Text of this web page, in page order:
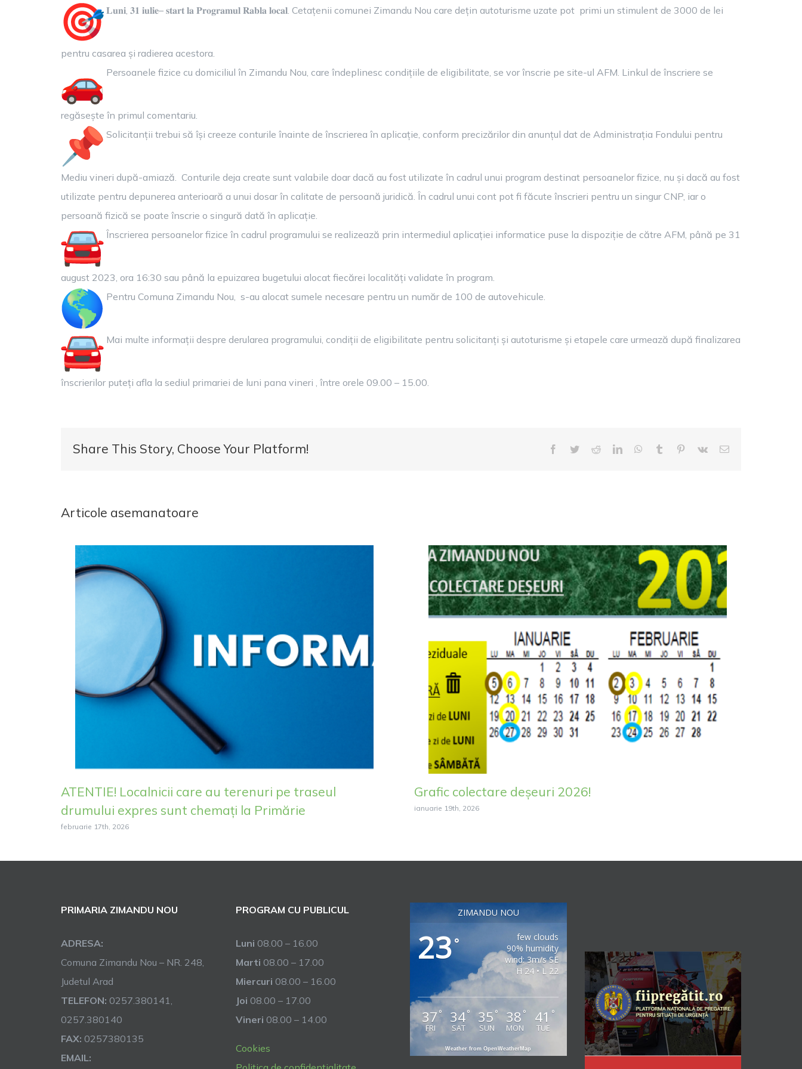
LOCALĂ
𝐋𝐮𝐧𝐢, 𝟑𝟏 𝐢𝐮𝐥𝐢𝐞– 𝐬𝐭𝐚𝐫𝐭 𝐥𝐚 𝐏𝐫𝐨𝐠𝐫𝐚𝐦𝐮𝐥 𝐑𝐚𝐛𝐥𝐚 𝐥𝐨𝐜𝐚𝐥. Cetațenii comunei Zimandu Nou care dețin autoturisme uzate pot primi un stimulent de 3000 de lei
pentru casarea și radierea acestora.
Persoanele fizice cu domiciliul în Zimandu Nou, care îndeplinesc condițiile de eligibilitate, se vor înscrie pe site-ul AFM. Linkul de înscriere se
regăsește în primul comentariu.
Solicitanții trebui să își creeze conturile înainte de înscrierea în aplicație, conform precizărilor din anunțul dat de Administrația Fondului pentru
Mediu vineri după-amiază. Conturile deja create sunt valabile doar dacă au fost utilizate în cadrul unui program destinat persoanelor fizice, nu și dacă au fost
utilizate pentru depunerea anterioară a unui dosar în calitate de persoană juridică. În cadrul unui cont pot fi făcute înscrieri pentru un singur CNP, iar o
persoană fizică se poate înscrie o singură dată în aplicație.
Înscrierea persoanelor fizice în cadrul programului se realizează prin intermediul aplicației informatice puse la dispoziție de către AFM, până pe 31
august 2023, ora 16:30 sau până la epuizarea bugetului alocat fiecărei localități validate în program.
Pentru Comuna Zimandu Nou, s-au alocat sumele necesare pentru un număr de 100 de autovehicule.
Mai multe informații despre derularea programului, condiții de eligibilitate pentru solicitanți și autoturisme și etapele care urmează după finalizarea
înscrierilor puteți afla la sediul primariei de luni pana vineri , între orele 09.00 – 15.00.
Share This Story, Choose Your Platform! Facebook
TwitterRedditLinkedInWhatsApp
Tumblr Pinterest
Vk
E-
Articole asemanatoare
ATENTIE! Localnicii care au terenuri pe traseul
drumului expres sunt chemați la Primărie
februarie 17th, 2026
Grafic colectare deșeuri 2026!
ianuarie 19th, 2026
PRIMARIA ZIMANDU NOU
ADRESA:
Comuna Zimandu Nou – NR. 248,
Judetul Arad
TELEFON: 0257.380141,
0257.380140
FAX: 0257380135
EMAIL:
PROGRAM CU PUBLICUL
Luni 08.00 – 16.00
Marti 08.00 – 17.00
Miercuri 08.00 – 16.00
Joi 08.00 – 17.00
Vineri 08.00 – 14.00
Cookies
ZIMANDU NOU
23°
few clouds
90% humidity
wind: 3m/s SE
H 24 • L 22
37 °
FRI
34°
SAT
35 °
SUN
38 °
MON
41 °
TUE
Weather from OpenWeatherMap